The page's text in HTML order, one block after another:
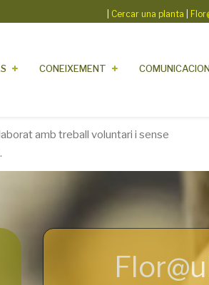
Cercar una planta
CONEIXEMENT
amb treball voluntari i sense